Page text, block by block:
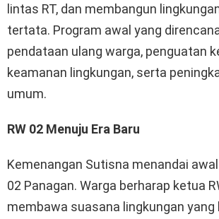
lintas RT, dan membangun
tertata. Program awal yang
pendataan ulang warga, penguatan
keamanan lingkungan, serta
umum.
RW 02 Menuju Era Baru
Kemenangan Sutisna menandai
02 Panagan. Warga berharap ketua
membawa suasana lingkungan yang